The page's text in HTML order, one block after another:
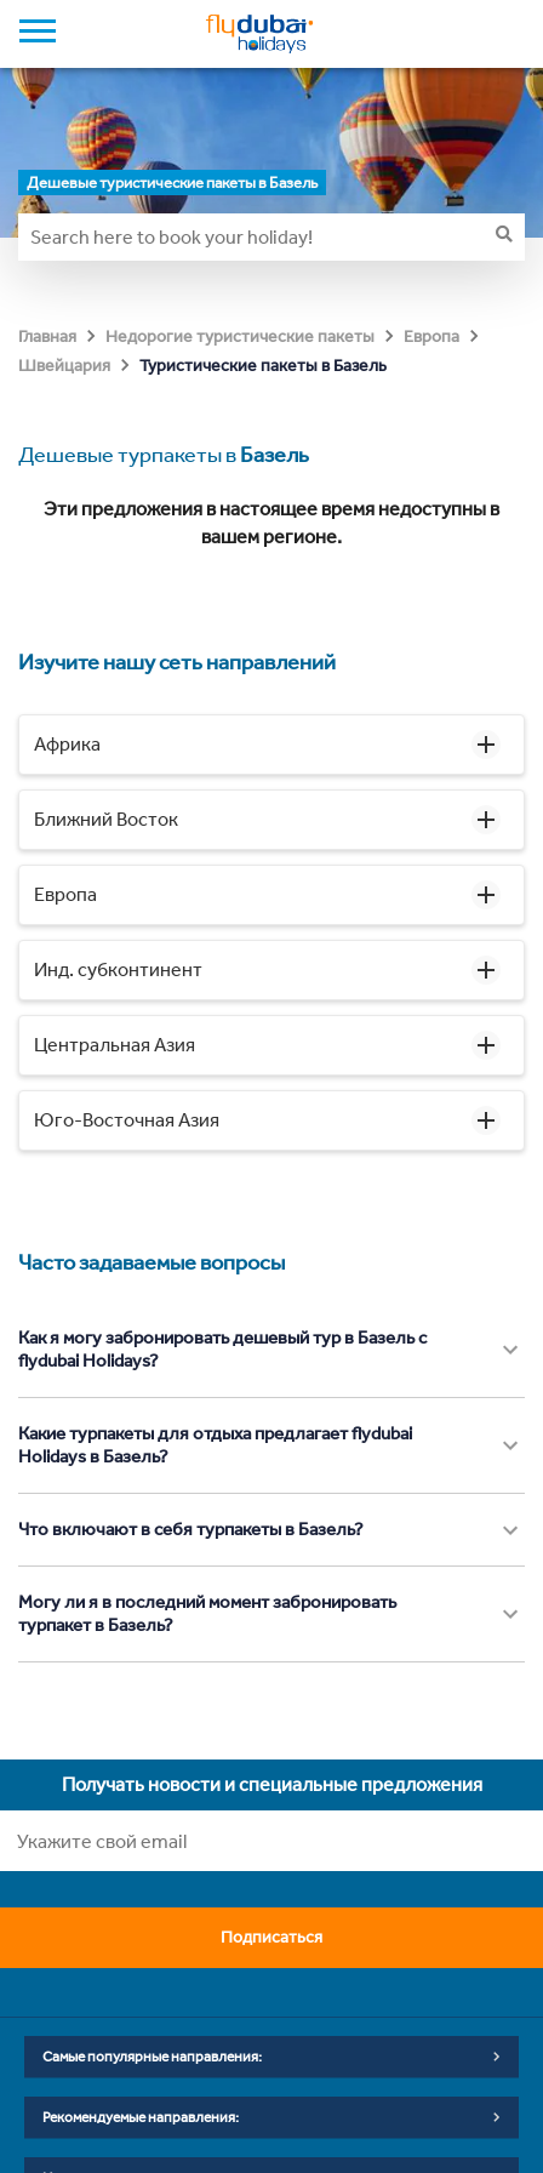
Дешевые туристические пакеты в Базель
Главная Недорогие туристические пакеты
Европа
Швейцария
Туристические пакеты в Базель
Дешевые турпакеты вБазель
Эти предложения в настоящее время недоступны в
вашем регионе.
Изучите нашу сеть направлений
Африка
Ближний Восток
Европа
Инд. субконтинент
Центральная Азия
Юго-Восточная Азия
Часто задаваемые вопросы
Как я могу забронировать дешевый тур в Базель с
flydubai Holidays?
Какие турпакеты для отдыха предлагает flydubai
Holidays в Базель?
Что включают в себя турпакеты в Базель?
Могу ли я в последний момент забронировать
турпакет в Базель?
Получать новости и специальные предложения
Подписаться
Самые популярные направления:
Рекомендуемые направления: